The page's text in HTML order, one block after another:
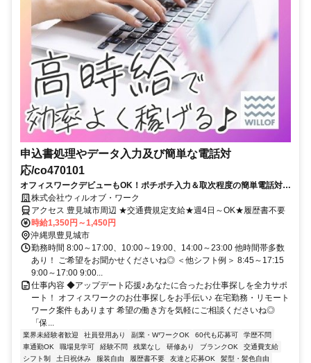
申込書処理やデータ入力及び簡単な電話対
応/co470101
オフィスワークデビューもOK！ポチポチ入力＆取次程度の簡単電話対応
◎慣れたら在宅OK♪
株式会社ウィルオブ・ワーク
アクセス 豊見城市周辺 ★交通費規定支給★週4日～OK★履歴書不要
時給1,350円～1,450円
沖縄県豊見城市
勤務時間 8:00～17:00、10:00～19:00、14:00～23:00 他時間帯多数
あり！ ご希望をお聞かせくださいね◎ ＜他シフト例＞ 8:45～17:15
9:00～17:00 9:00...
仕事内容 ◆アップデート応援♪あなたに合ったお仕事探しを全力サポ
ート！ オフィスワークのお仕事探しをお手伝い♪ 在宅勤務・リモート
ワーク案件もあります 希望の働き方を気軽にご相談くださいね◎
「保...
業界未経験者歓迎 社員登用あり 副業・WワークOK 60代も応募可
学歴不問
車通勤OK
職場見学可 経験不問 残業なし 研修あり ブランクOK
交通費支給
シフト制
土日祝休み 服装自由 履歴書不要 友達と応募OK 髪型・髪色自由